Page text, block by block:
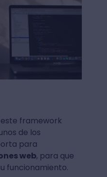
framework
de los
para
web, para que
funcionamiento.